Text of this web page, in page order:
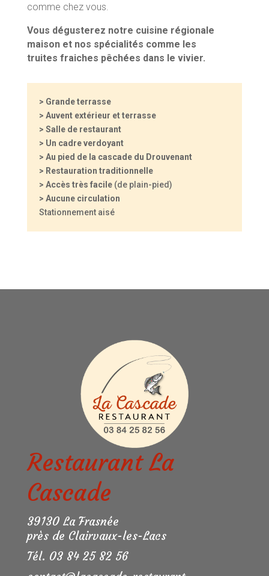
comme chez vous.
Vous dégusterez notre cuisine régionale
maison et nos spécialités comme les
truites fraiches pêchées dans le vivier.
> Grande terrasse
> Auvent extérieur et terrasse
> Salle de restaurant
> Un cadre verdoyant
> Au pied de la cascade du Drouvenant
> Restauration traditionnelle
> Accès très facile (de plain-pied)
> Aucune circulation
Stationnement aisé
Restaurant La
Cascade
39130 La Frasnée
près de Clairvaux-les-Lacs
Tél. 03 84 25 82 56